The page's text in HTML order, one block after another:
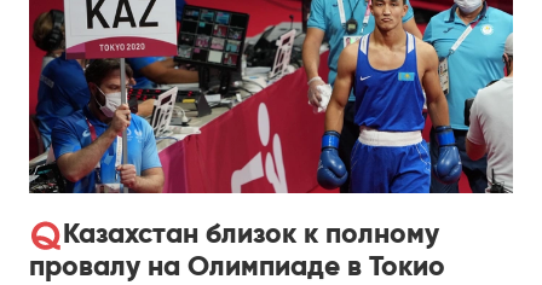
Казахстан близок к полному
провалу на Олимпиаде в Токио